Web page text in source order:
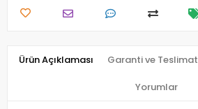
Ürün Açıklaması Garanti ve Teslimat
Yorumlar